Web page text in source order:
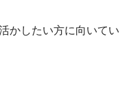
かしたい方に向いてい